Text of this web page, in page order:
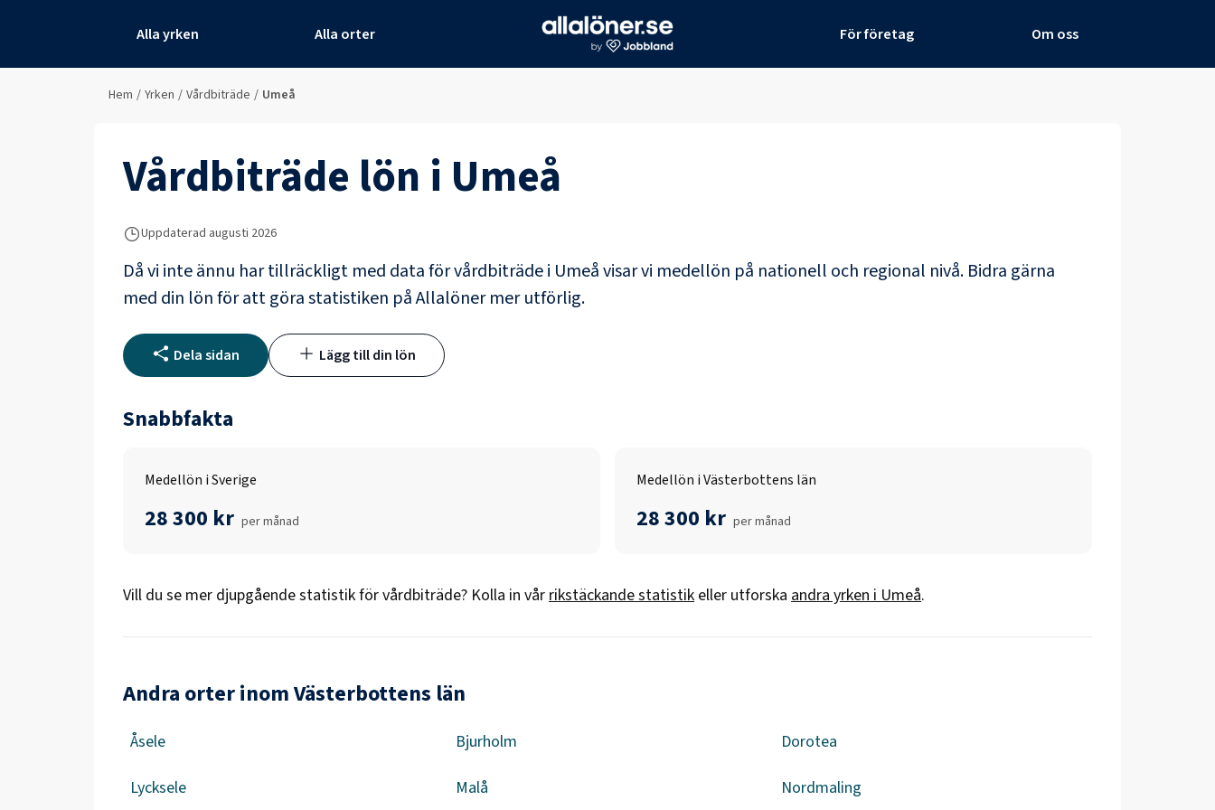
Alla yrken Alla orter För företag Om oss
Hem / Yrken / Vårdbiträde / Umeå
Vårdbiträde lön i Umeå
Uppdaterad augusti 2026
Då vi inte ännu har tillräckligt med data förvårdbiträdei Umeåvisar vi medellön på nationell och regional nivå. Bidra gärna
med din lön för att göra statistiken på Allalöner mer utförlig.
Dela sidan Lägg till din lön
Snabbfakta
Medellön i Sverige
28 300 kr per månad
Medellön i Västerbottens län
28 300 kr per månad
Vill du se mer djupgående statistik förvårdbiträde? Kolla in vårrikstäckande statistik eller utforska andra yrken iUmeå.
Andra orter inom Västerbottens län
Åsele Bjurholm Dorotea
Lycksele Malå Nordmaling